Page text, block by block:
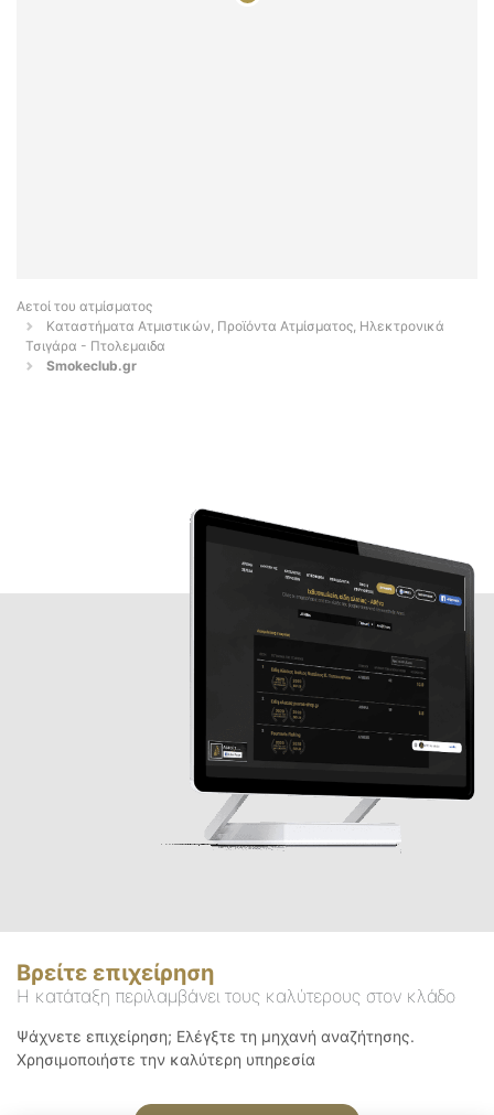
Αετοί του ατμίσματος
Καταστήματα Ατμιστικών, Προϊόντα Ατμίσματος, Ηλεκτρονικά
Τσιγάρα - Πτολεμαιδα
Smokeclub.gr
Βρείτε επιχείρηση
Η κατάταξη περιλαμβάνει τους καλύτερους στον κλάδο
Ψάχνετε επιχείρηση; Ελέγξτε τη μηχανή αναζήτησης.
Χρησιμοποιήστε την καλύτερη υπηρεσία